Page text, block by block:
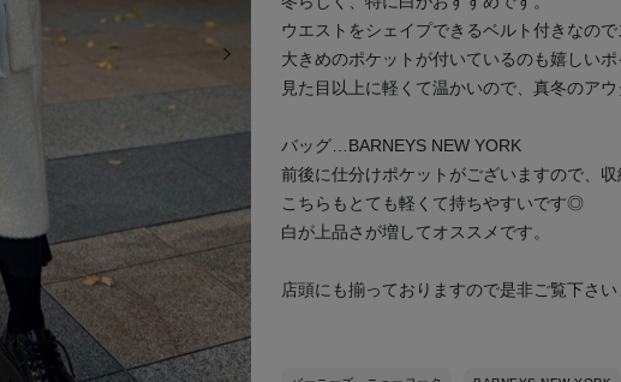
ウエストをシェイプできるベルト付きなので
大きめのポケットが付いているのも嬉しいポ
見た目以上に軽くて温かいので、真冬のア
バッグ…BARNEYS NEW YORK
前後に仕分けポケットがございますので、収
こちらもとても軽くて持ちやすいです◎
白が上品さが増してオススメです。
店頭にも揃っておりますので是非ご覧下さい